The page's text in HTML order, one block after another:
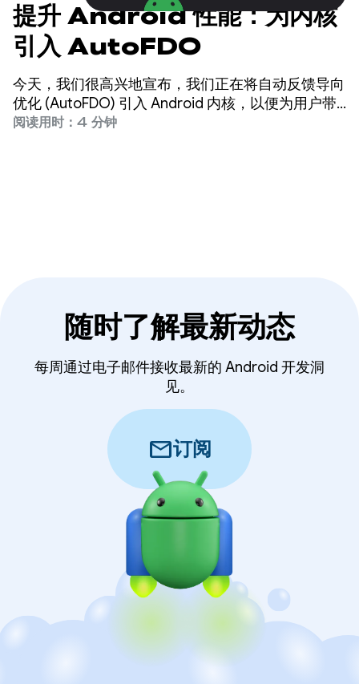
提升 Android 性能：为内核
引入 AutoFDO
今天，我们很高兴地宣布，我们正在将自动反馈导向
优化 (AutoFDO) 引入 Android 内核，以便为用户带
来显著的性能提升。
阅读用时：4 分钟
随时了解最新动态
每周通过电子邮件接收最新的 Android 开发洞
见。
mail订阅